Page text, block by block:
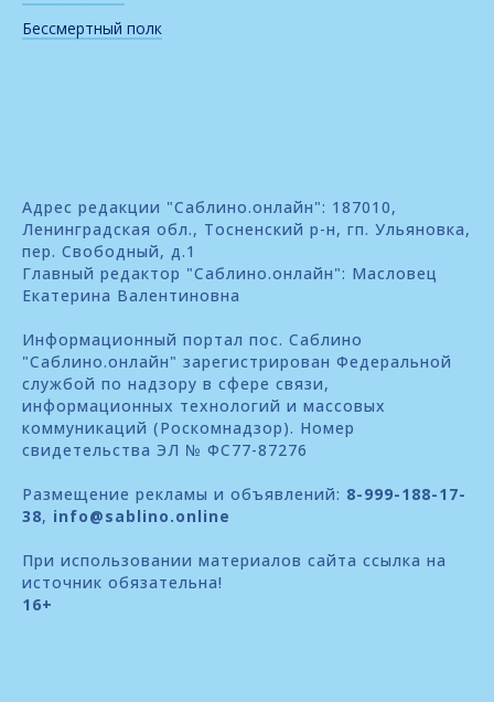
Бессмертный полк
Адрес редакции "Саблино.онлайн": 187010,
Ленинградская обл., Тосненский р-н, гп. Ульяновка,
пер. Свободный, д.1
Главный редактор "Саблино.онлайн": Масловец
Екатерина Валентиновна
Информационный портал пос. Саблино
"Саблино.онлайн" зарегистрирован Федеральной
службой по надзору в сфере связи,
информационных технологий и массовых
коммуникаций (Роскомнадзор). Номер
свидетельства ЭЛ № ФС77-87276
Размещение рекламы и объявлений: 8-999-188-17-
38, info@sablino.online
При использовании материалов сайта ссылка на
источник обязательна!
16+